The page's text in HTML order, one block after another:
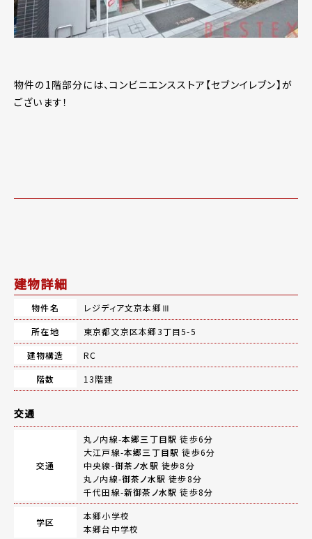
物件の1階部分には、コンビニエンスストア【セブンイレブン】が
ございます！
建物詳細
物件名
レジディア文京本郷Ⅲ
所在地
東京都文京区本郷3丁目5-5
建物構造
RC
階数
13階建
交通
交通
丸ノ内線-本郷三丁目駅 徒歩6分
大江戸線-本郷三丁目駅 徒歩6分
中央線-御茶ノ水駅 徒歩8分
丸ノ内線-御茶ノ水駅 徒歩8分
千代田線-新御茶ノ水駅 徒歩8分
学区
本郷小学校
本郷台中学校